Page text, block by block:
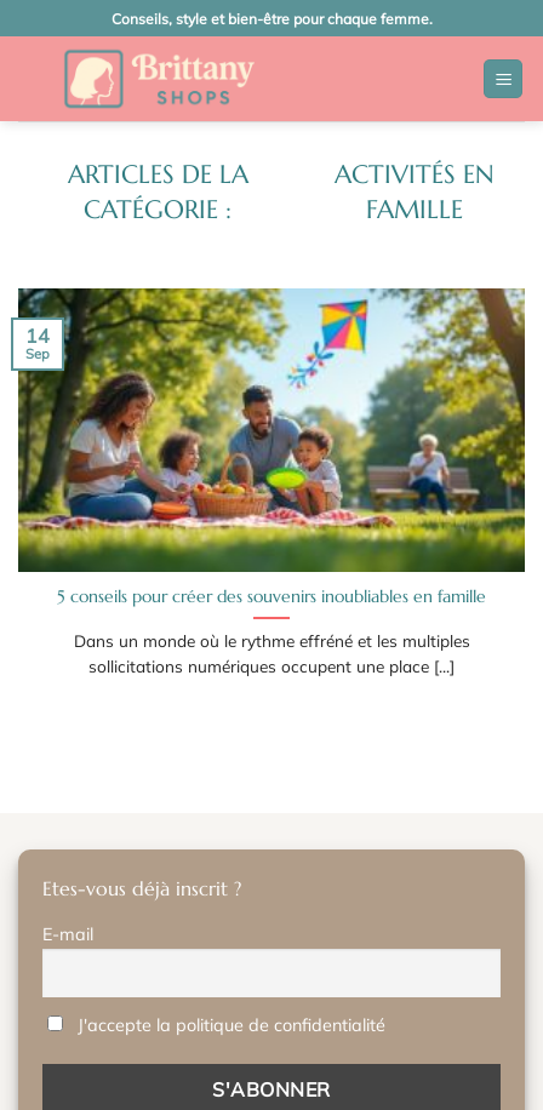
au
Conseils, style et bien-être pour chaque femme.
ACTIVITÉS EN
FAMILLE
5 conseils pour créer des souvenirs inoubliables en famille
Dans un monde où le rythme effréné et les multiples
sollicitations numériques occupent une place [...]
14
Sep
Etes-vous déjà inscrit ?
E-mail
J'accepte la politique de confidentialité